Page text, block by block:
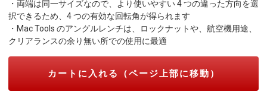
・両端は同一サイズなので、より使いやすい 4 つの違った方向を選
択できるため、4 つの有効な回転角が得られます
・Mac Tools のアングルレンチは、ロックナットや、航空機用途、
クリアランスの余り無い所での使用に最適
カートに入れる（ページ上部に移動）